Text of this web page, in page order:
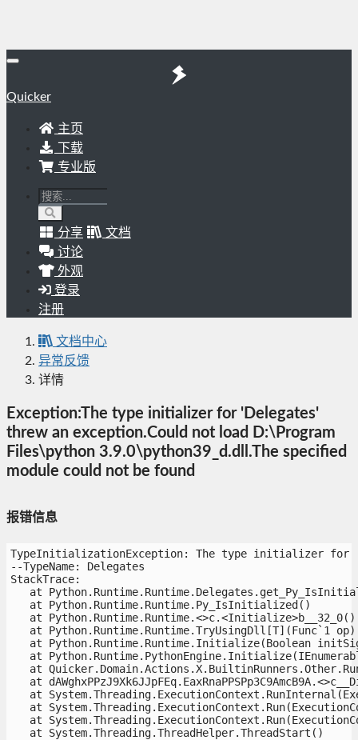
Quicker
主页
下载
专业版
分享
文档
讨论
外观
登录
注册
文档中心
异常反馈
详情
Exception:The type initializer for 'Delegates'
threw an exception.Could not load D:\Program
Files\python 3.9.0\python39_d.dll.The specified
module could not be found
报错信息
TypeInitializationException: The type initializer for
--TypeName: Delegates
StackTrace:
at
   at Python.Runtime.Runtime.Py_IsInitialized()
   at Python.Runtime.Runtime.<>c.<Initialize>b__32_0()
   at Python.Runtime.Runtime.TryUsingDll[T](Func`1 op)
at Python.Runtime.Runtime.Initialize(Boolean
at
at
at
at
at
at
   at System.Threading.ThreadHelper.ThreadStart()